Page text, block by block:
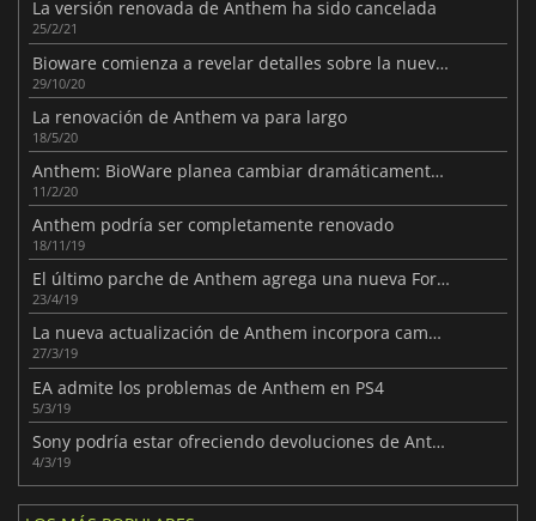
La versión renovada de Anthem ha sido cancelada
25/2/21
Bioware comienza a revelar detalles sobre la nueva versión de Anthem
29/10/20
La renovación de Anthem va para largo
18/5/20
Anthem: BioWare planea cambiar dramáticamente el juego
11/2/20
Anthem podría ser completamente renovado
18/11/19
El último parche de Anthem agrega una nueva Fortaleza y muchas correcciones
23/4/19
La nueva actualización de Anthem incorpora cambios en el botín y misiones legendarias
27/3/19
EA admite los problemas de Anthem en PS4
5/3/19
Sony podría estar ofreciendo devoluciones de Anthem en PS4
4/3/19